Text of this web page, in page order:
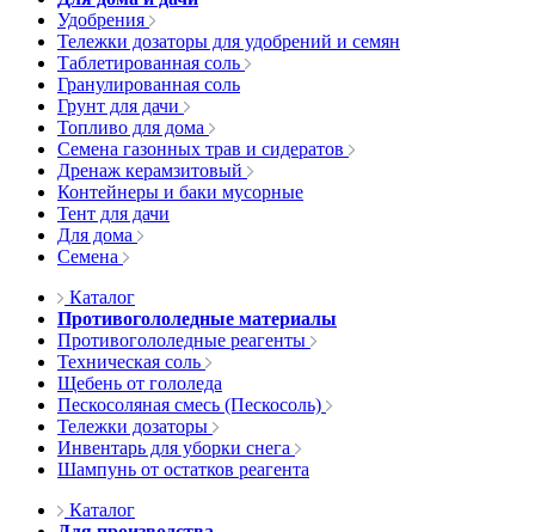
Удобрения
Тележки дозаторы для удобрений и семян
Таблетированная соль
Гранулированная соль
Грунт для дачи
Топливо для дома
Семена газонных трав и сидератов
Дренаж керамзитовый
Контейнеры и баки мусорные
Тент для дачи
Для дома
Семена
Каталог
Противогололедные материалы
Противогололедные реагенты
Техническая соль
Щебень от гололеда
Пескосоляная смесь (Пескосоль)
Тележки дозаторы
Инвентарь для уборки снега
Шампунь от остатков реагента
Каталог